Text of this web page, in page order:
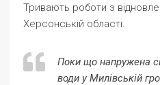
Тривають роботи з
Херсонській області.
Поки що напружена
води у Милівській